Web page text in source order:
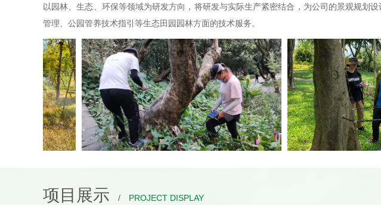
项目展示 / PROJECT DISPLAY
以园林、生态、环保等领域为研发方向，将研发与实际生产紧密结合，为公司的景观规划
管理、公园管养技术指引等生态田园园林方面的技术服务。